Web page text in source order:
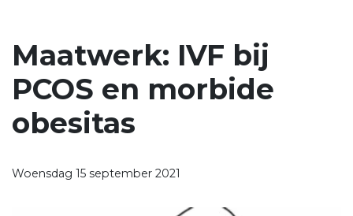
Maatwerk: IVF bij
PCOS en morbide
obesitas
Woensdag 15 september 2021